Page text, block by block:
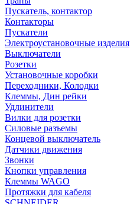
Пускатель, контактор
Контакторы
Пускатели
Электроустановочные изделия
Выключатели
Розетки
Установочные коробки
Переходники, Колодки
Клеммы, Дин рейки
Удлинители
Вилки для розетки
Силовые разъемы
Концевой выключатель
Датчики движения
Звонки
Кнопки управления
Клеммы WAGO
Протяжки для кабеля